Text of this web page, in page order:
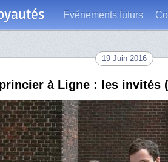
Evénements futurs
19 Juin 2016
à Ligne : les invités